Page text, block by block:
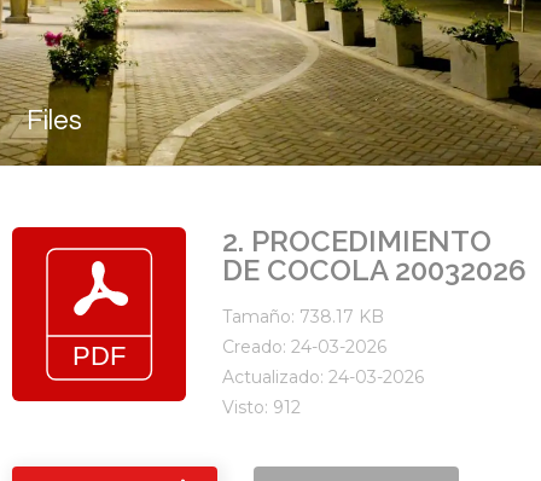
Files
2. PROCEDIMIENTO
DE COCOLA 20032026
Tamaño: 738.17 KB
Creado: 24-03-2026
Actualizado: 24-03-2026
Visto: 912